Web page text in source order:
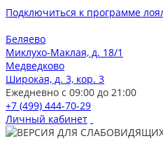
Подключиться к программе
Беляево
Миклухо-Маклая, д. 18/1
Медведково
Широкая, д. 3, кор. 3
Ежедневно с 09:00 до 21:00
+7 (499) 444-70-29
Личный кабинет